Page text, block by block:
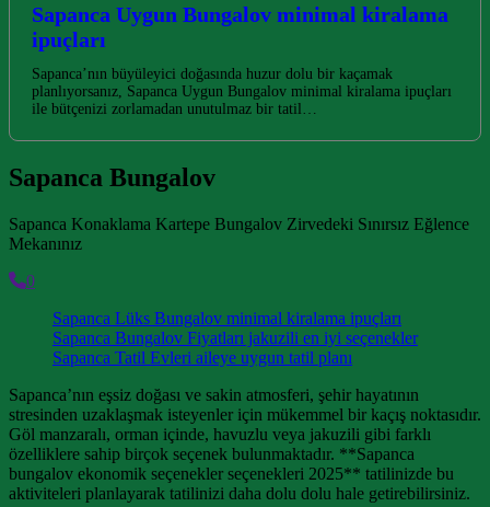
Sapanca Uygun Bungalov minimal kiralama
ipuçları
Sapanca’nın büyüleyici doğasında huzur dolu bir kaçamak
planlıyorsanız, Sapanca Uygun Bungalov minimal kiralama ipuçları
ile bütçenizi zorlamadan unutulmaz bir tatil…
Sapanca Bungalov
Sapanca Konaklama Kartepe Bungalov Zirvedeki Sınırsız Eğlence
Mekanınız
0
Sapanca Lüks Bungalov minimal kiralama ipuçları
Sapanca Bungalov Fiyatları jakuzili en iyi seçenekler
Sapanca Tatil Evleri aileye uygun tatil planı
Sapanca’nın eşsiz doğası ve sakin atmosferi, şehir hayatının
stresinden uzaklaşmak isteyenler için mükemmel bir kaçış noktasıdır.
Göl manzaralı, orman içinde, havuzlu veya jakuzili gibi farklı
özelliklere sahip birçok seçenek bulunmaktadır. **Sapanca
bungalov ekonomik seçenekler seçenekleri 2025** tatilinizde bu
aktiviteleri planlayarak tatilinizi daha dolu dolu hale getirebilirsiniz.